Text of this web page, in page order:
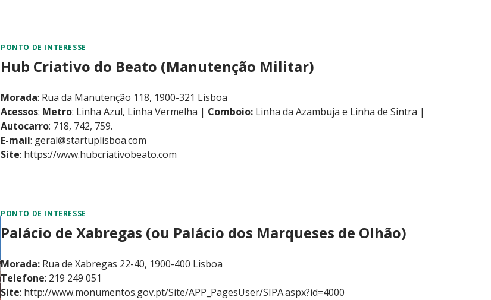
PONTO DE INTERESSE
Hub Criativo do Beato (Manutenção Militar)
Morada: Rua da Manutenção 118, 1900-321 Lisboa
Acessos: Metro: Linha Azul, Linha Vermelha | Comboio: Linha da Azambuja e Linha de Sintra |
Autocarro: 718, 742, 759.
E-mail: geral@startuplisboa.com
Site: https://www.hubcriativobeato.com
PONTO DE INTERESSE
Palácio de Xabregas (ou Palácio dos Marqueses de Olhão)
Morada: Rua de Xabregas 22-40, 1900-400 Lisboa
Telefone: 219 249 051
Site: http://www.monumentos.gov.pt/Site/APP_PagesUser/SIPA.aspx?id=4000